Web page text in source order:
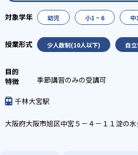
幼児 小1 ~ 6 中
少人数制(10人以下) 自
季節講習のみの受講可
千林大宮駅
大阪府大阪市旭区中宮５－４－１１淀の